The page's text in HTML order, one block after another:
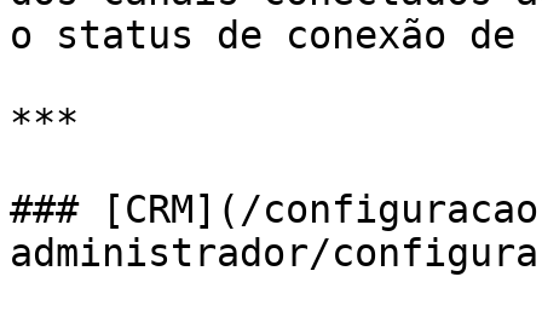
o status de conexão de
***
### [CRM](/
administrador/